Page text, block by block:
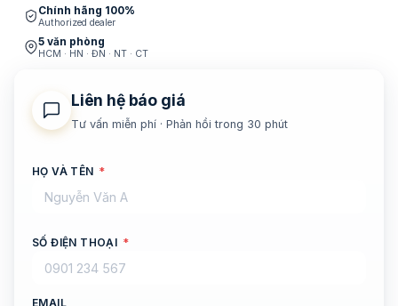
Chính hãng 100%
Authorized dealer
5 văn phòng
HCM · HN · ĐN · NT · CT
Liên hệ báo giá
Tư vấn miễn phí · Phản hồi trong 30 phút
HỌ VÀ TÊN *
SỐ ĐIỆN THOẠI *
EMAIL